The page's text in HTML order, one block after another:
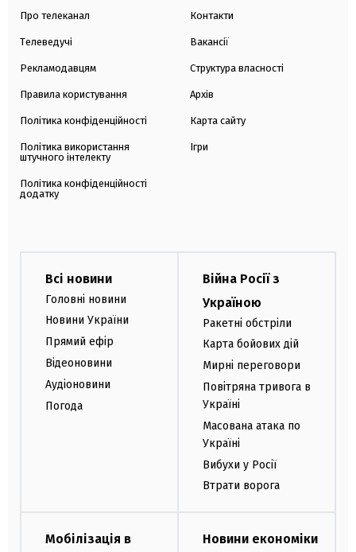
Про телеканал
Телеведучі
Рекламодавцям
Правила користування
Політика конфіденційності
Політика використання
штучного інтелекту
Політика конфіденційності
додатку
Контакти
Вакансії
Структура власності
Архів
Карта сайту
Ігри
Всі новини
Головні новини
Новини України
Прямий ефір
Відеоновини
Аудіоновини
Погода
Війна Росії з
Україною
Ракетні обстріли
Карта бойових дій
Мирні переговори
Повітряна тривога в
Україні
Масована атака по
Україні
Вибухи у Росії
Втрати ворога
Мобілізація в
Новини економіки